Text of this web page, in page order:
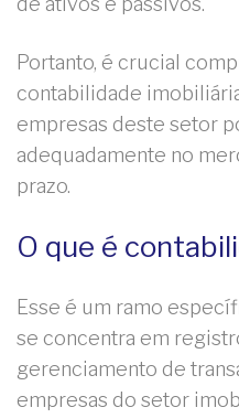
Portanto, é crucial
contabilidade
empresas deste setor
adequadamente no
prazo.
O que é
Esse é um ramo
se concentra em
gerenciamento de
empresas do setor